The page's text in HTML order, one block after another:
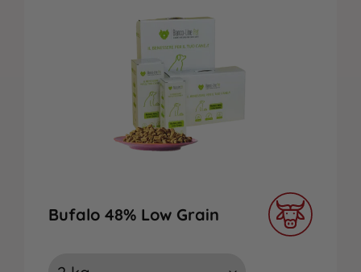
Bufalo 48% Low Grain